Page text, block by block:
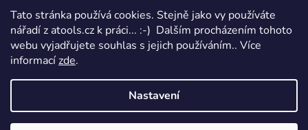
Tato stránka používá cookies. Stejně jako vy používáte
nářadí z atools.cz k práci... :-) Dalším procházením tohoto
webu vyjadřujete souhlas s jejich používáním.. Více
informacízde.
Nastavení
Facebook
Copyright 2026atools.cz, internetový obchod s autodílenským